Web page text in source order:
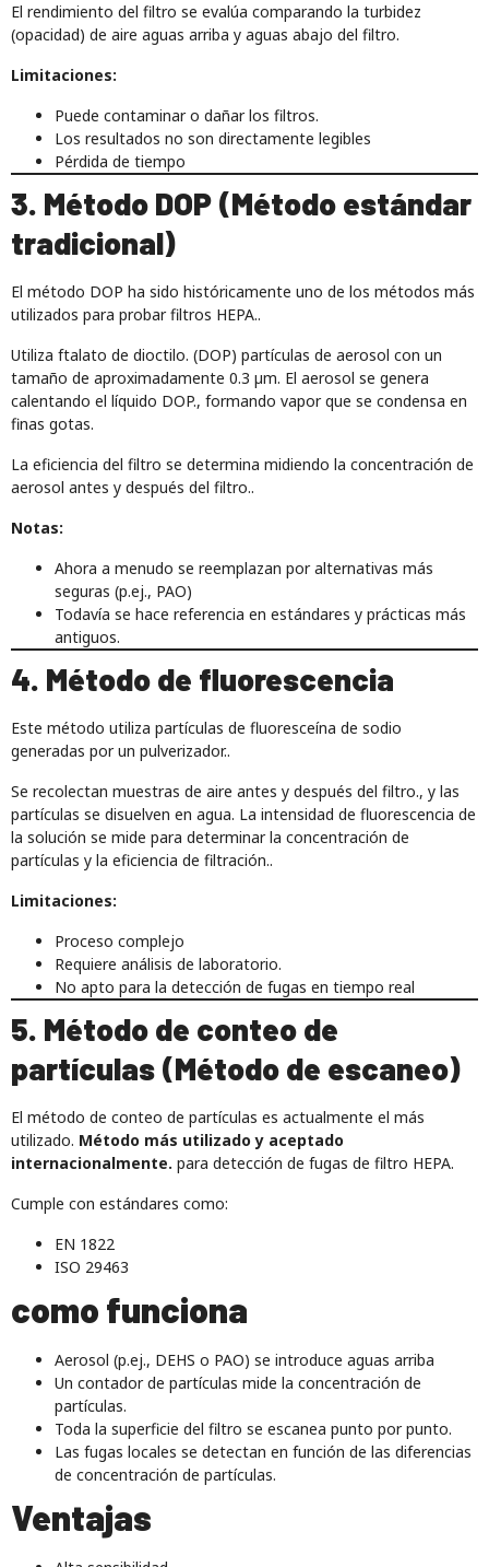
El rendimiento del filtro se evalúa comparando la turbidez
(opacidad) de aire aguas arriba y aguas abajo del filtro.
Limitaciones:
Puede contaminar o dañar los filtros.
Los resultados no son directamente legibles
Pérdida de tiempo
3. Método DOP (Método estándar
tradicional)
El método DOP ha sido históricamente uno de los métodos más
utilizados para probar filtros HEPA..
Utiliza ftalato de dioctilo. (DOP) partículas de aerosol con un
tamaño de aproximadamente 0.3 µm. El aerosol se genera
calentando el líquido DOP., formando vapor que se condensa en
finas gotas.
La eficiencia del filtro se determina midiendo la concentración de
aerosol antes y después del filtro..
Notas:
Ahora a menudo se reemplazan por alternativas más
seguras (p.ej., PAO)
Todavía se hace referencia en estándares y prácticas más
antiguos.
4. Método de fluorescencia
Este método utiliza partículas de fluoresceína de sodio
generadas por un pulverizador..
Se recolectan muestras de aire antes y después del filtro., y las
partículas se disuelven en agua. La intensidad de fluorescencia de
la solución se mide para determinar la concentración de
partículas y la eficiencia de filtración..
Limitaciones:
Proceso complejo
Requiere análisis de laboratorio.
No apto para la detección de fugas en tiempo real
5. Método de conteo de
partículas (Método de escaneo)
El método de conteo de partículas es actualmente el más
utilizado. Método más utilizado y aceptado
internacionalmente. para detección de fugas de filtro HEPA.
Cumple con estándares como:
EN 1822
ISO 29463
como funciona
Aerosol (p.ej., DEHS o PAO) se introduce aguas arriba
Un contador de partículas mide la concentración de
partículas.
Toda la superficie del filtro se escanea punto por punto.
Las fugas locales se detectan en función de las diferencias
de concentración de partículas.
Ventajas